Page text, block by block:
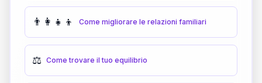
👨‍👩‍👧‍👦 Come migliorare le relazioni familiari
⚖️ Come trovare il tuo equilibrio